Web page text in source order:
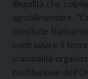
illegalità che
agroalimentare.
conclude
contrastare il
criminalità
costituzione